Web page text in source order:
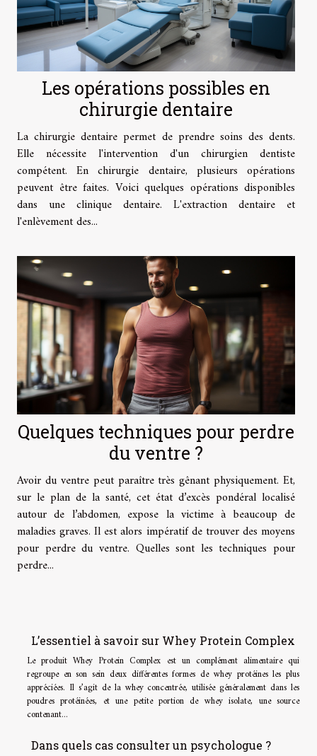
Les opérations possibles en
chirurgie dentaire
La chirurgie dentaire permet de prendre soins des dents.
Elle nécessite l'intervention d'un chirurgien dentiste
compétent. En chirurgie dentaire, plusieurs opérations
peuvent être faites. Voici quelques opérations disponibles
dans une clinique dentaire. L'extraction dentaire et
l'enlèvement des...
Quelques techniques pour perdre
du ventre ?
Avoir du ventre peut paraître très gênant physiquement. Et,
sur le plan de la santé, cet état d’excès pondéral localisé
autour de l’abdomen, expose la victime à beaucoup de
maladies graves. Il est alors impératif de trouver des moyens
pour perdre du ventre. Quelles sont les techniques pour
perdre...
L’essentiel à savoir sur Whey Protein Complex
Le produit Whey Protein Complex est un complément alimentaire qui
regroupe en son sein deux différentes formes de whey protéines les plus
appréciées. Il s’agit de la whey concentrée, utilisée généralement dans les
poudres protéinées, et une petite portion de whey isolate, une source
contenant...
Dans quels cas consulter un psychologue ?